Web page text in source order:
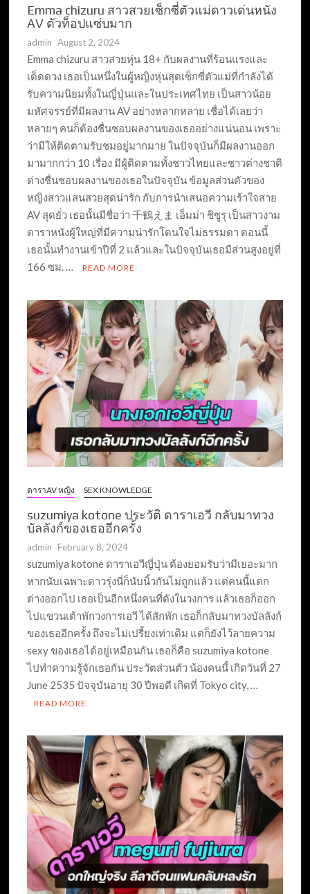
Emma chizuru สาวสวยเซ็กซี่ตัวแม่ดาวเด่นหนัง
AV ตัวท็อปแซ่บมาก
admin August 2, 2024
Emma chizuru สาวสวยหุ่น 18+ กับผลงานที่ร้อนแรงและ
เด็ดดวง เธอเป็นหนึ่งในผู้หญิงหุ่นสุดเซ็กซี่ตัวแม่ที่กำลังได้
รับความนิยมทั้งในญี่ปุ่นและในประเทศไทย เป็นสาวน้อย
มหัศจรรย์ที่มีผลงาน AV อย่างหลากหลาย เชื่อได้เลยว่า
หลายๆ คนก็ต้องชื่นชอบผลงานของเธออย่างแน่นอน เพราะ
ว่ามีให้ติดตามรับชมอยู่มากมาย ในปัจจุบันก็มีผลงานออก
มามากกว่า 10 เรื่อง มีผู้ติดตามทั้งชาวไทยและชาวต่างชาติ
ต่างชื่นชอบผลงานของเธอในปัจจุบัน ข้อมูลส่วนตัวของ
หญิงสาวแสนสวยสุดน่ารัก กับการนำเสนอความเร้าใจสาย
AV สุดยั่ว เธอนั้นมีชื่อว่า 千鶴えま เอ็มม่า ชิซูรุ เป็นสาวงาม
ดาราหนังผู้ใหญ่ที่มีความน่ารักโดนใจไม่ธรรมดา ตอนนี้
เธอนั้นทำงานเข้าปีที่ 2 แล้วและในปัจจุบันเธอมีส่วนสูงอยู่ที่
166 ซม. …
READ MORE
ดาราAV หญิง SEX KNOWLEDGE
suzumiya kotone ประวัติ ดาราเอวี กลับมาทวง
บัลลังก์ของเธออีกครั้ง
admin February 8, 2024
suzumiya kotone ดาราเอวีญี่ปุ่น ต้องยอมรับว่ามีเยอะมาก
หากนับเฉพาะดาวรุ่งนี่ก็นับนิ้วกันไม่ถูกแล้ว แต่คนนี้แตก
ต่างออกไป เธอเป็นอีกหนึ่งคนที่ดังในวงการ แล้วเธอก็ออก
ไปแขวนเต้าพักวงการเอวี ได้สักพัก เธอก็กลับมาทวงบัลลังก์
ของเธออีกครั้ง ถึงจะไม่เปรี้ยงเท่าเดิม แต่ก็ยังไว้ลายความ
sexy ของเธอได้อยู่เหมือนกัน เธอก็คือ suzumiya kotone
ไปทำความรู้จักเธอกัน ประวัตส่วนตัว น้องคนนี้ เกิดวันที่ 27
June 2535 ปัจจุบันอายุ 30 ปีพอดี เกิดที่ Tokyo city, …
READ MORE